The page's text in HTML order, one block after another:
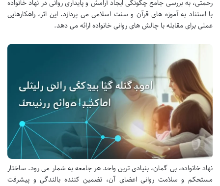
رحمتی، به بررسی جامع چگونگی ایجاد آرامش و پایداری روانی در نهاد خانواده
با استناد به آموزه های قرآن و سنت اسلامی می پردازد. این اثر، راهکارهایی
عملی برای مقابله با چالش های روانی خانواده ارائه می دهد.
نهاد خانواده، بی گمان، بنیادی ترین واحد هر جامعه به شمار می رود. ساختار
مستحکم و سلامت روانی اعضای آن، تضمین کننده بالندگی و پیشرفت